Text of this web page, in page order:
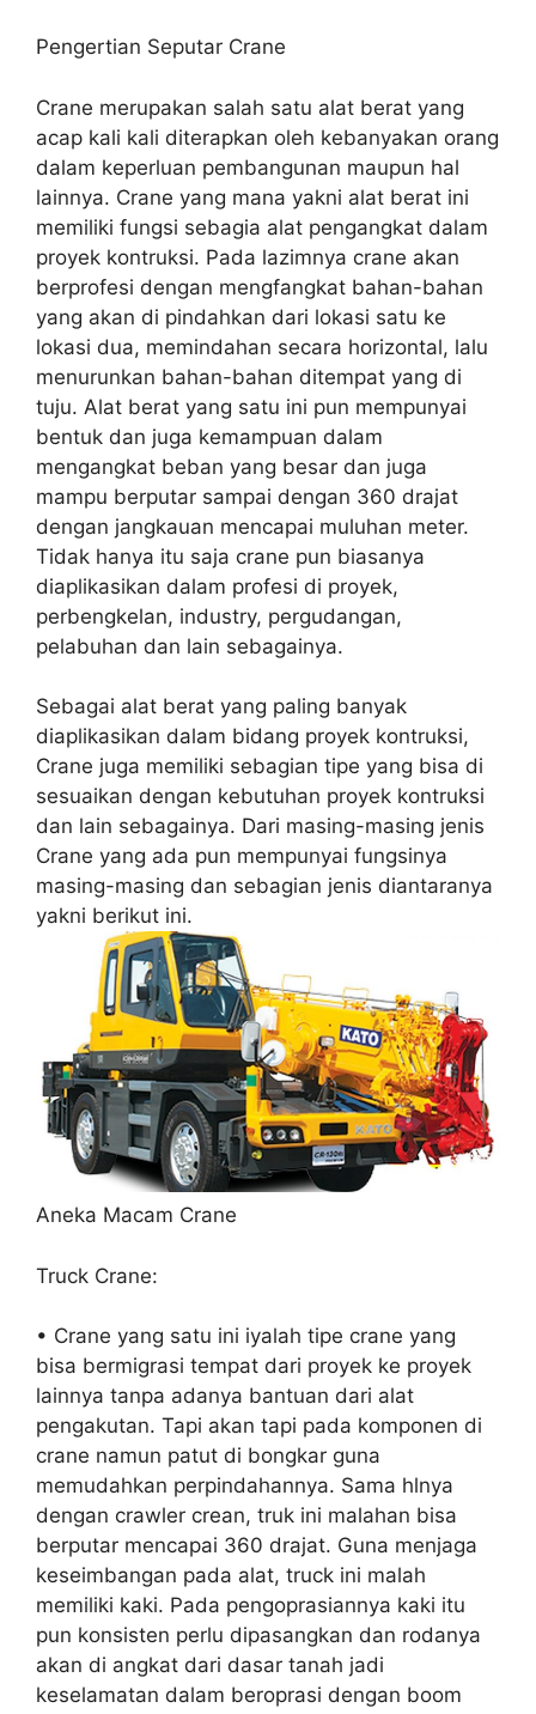
Pengertian Seputar Crane
Crane merupakan salah satu alat berat yang
acap kali kali diterapkan oleh kebanyakan orang
dalam keperluan pembangunan maupun hal
lainnya. Crane yang mana yakni alat berat ini
memiliki fungsi sebagia alat pengangkat dalam
proyek kontruksi. Pada lazimnya crane akan
berprofesi dengan mengfangkat bahan-bahan
yang akan di pindahkan dari lokasi satu ke
lokasi dua, memindahan secara horizontal, lalu
menurunkan bahan-bahan ditempat yang di
tuju. Alat berat yang satu ini pun mempunyai
bentuk dan juga kemampuan dalam
mengangkat beban yang besar dan juga
mampu berputar sampai dengan 360 drajat
dengan jangkauan mencapai muluhan meter.
Tidak hanya itu saja crane pun biasanya
diaplikasikan dalam profesi di proyek,
perbengkelan, industry, pergudangan,
pelabuhan dan lain sebagainya.
Sebagai alat berat yang paling banyak
diaplikasikan dalam bidang proyek kontruksi,
Crane juga memiliki sebagian tipe yang bisa di
sesuaikan dengan kebutuhan proyek kontruksi
dan lain sebagainya. Dari masing-masing jenis
Crane yang ada pun mempunyai fungsinya
masing-masing dan sebagian jenis diantaranya
yakni berikut ini.
Aneka Macam Crane
Truck Crane:
• Crane yang satu ini iyalah tipe crane yang
bisa bermigrasi tempat dari proyek ke proyek
lainnya tanpa adanya bantuan dari alat
pengakutan. Tapi akan tapi pada komponen di
crane namun patut di bongkar guna
memudahkan perpindahannya. Sama hlnya
dengan crawler crean, truk ini malahan bisa
berputar mencapai 360 drajat. Guna menjaga
keseimbangan pada alat, truck ini malah
memiliki kaki. Pada pengoprasiannya kaki itu
pun konsisten perlu dipasangkan dan rodanya
akan di angkat dari dasar tanah jadi
keselamatan dalam beroprasi dengan boom